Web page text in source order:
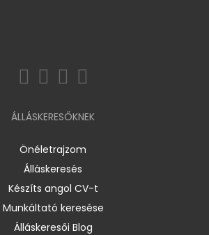
ÁLLÁSKERESŐKNEK
Önéletrajzom
Álláskeresés
Készíts angol CV-t
Munkáltató keresése
Álláskeresői Blog